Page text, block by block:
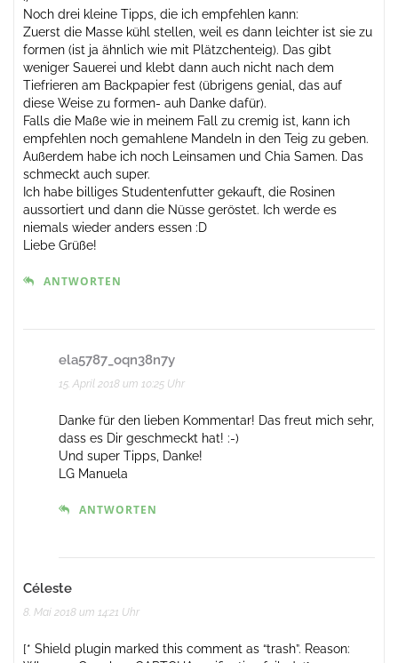
Noch drei kleine Tipps, die ich empfehlen kann:
Zuerst die Masse kühl stellen, weil es dann leichter ist sie zu
formen (ist ja ähnlich wie mit Plätzchenteig). Das gibt
weniger Sauerei und klebt dann auch nicht nach dem
Tiefrieren am Backpapier fest (übrigens genial, das auf
diese Weise zu formen- auh Danke dafür).
Falls die Maße wie in meinem Fall zu cremig ist, kann ich
empfehlen noch gemahlene Mandeln in den Teig zu geben.
Außerdem habe ich noch Leinsamen und Chia Samen. Das
schmeckt auch super.
Ich habe billiges Studentenfutter gekauft, die Rosinen
aussortiert und dann die Nüsse geröstet. Ich werde es
niemals wieder anders essen :D
Liebe Grüße!
ANTWORTEN
ela5787_oqn38n7y
15. April 2018 um 10:25 Uhr
Danke für den lieben Kommentar! Das freut mich sehr,
dass es Dir geschmeckt hat! :-)
Und super Tipps, Danke!
LG Manuela
ANTWORTEN
Céleste
8. Mai 2018 um 14:21 Uhr
[* Shield plugin marked this comment as “trash”. Reason: